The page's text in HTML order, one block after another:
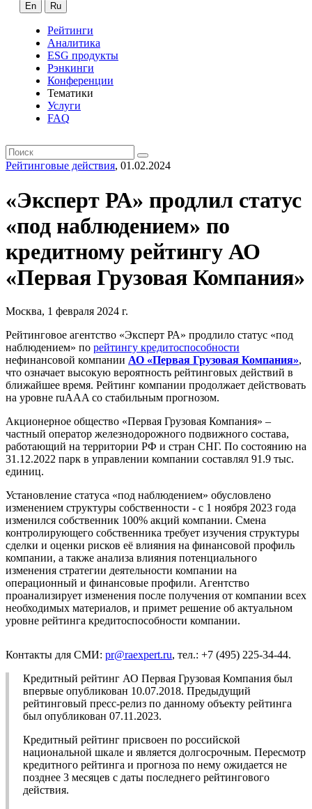
En Ru
Рейтинги
Аналитика
ESG продукты
Рэнкинги
Конференции
Тематики
Услуги
FAQ
Рейтинговые действия, 01.02.2024
«Эксперт РА» продлил статус
«под наблюдением» по
кредитному рейтингу АО
«Первая Грузовая Компания»
Москва, 1 февраля 2024 г.
Рейтинговое агентство «Эксперт РА» продлило статус «под
наблюдением» по рейтингу кредитоспособности
нефинансовой компании АО «Первая Грузовая Компания»,
что означает высокую вероятность рейтинговых действий в
ближайшее время. Рейтинг компании продолжает действовать
на уровне ruAAA со стабильным прогнозом.
Акционерное общество «Первая Грузовая Компания» –
частный оператор железнодорожного подвижного состава,
работающий на территории РФ и стран СНГ. По состоянию на
31.12.2022 парк в управлении компании составлял 91.9 тыс.
единиц.
Установление статуса «под наблюдением» обусловлено
изменением структуры собственности - с 1 ноября 2023 года
изменился собственник 100% акций компании. Смена
контролирующего собственника требует изучения структуры
сделки и оценки рисков её влияния на финансовой профиль
компании, а также анализа влияния потенциального
изменения стратегии деятельности компании на
операционный и финансовые профили. Агентство
проанализирует изменения после получения от компании всех
необходимых материалов, и примет решение об актуальном
уровне рейтинга кредитоспособности компании.
Контакты для СМИ: pr@raexpert.ru, тел.: +7 (495) 225-34-44.
Кредитный рейтинг АО Первая Грузовая Компания был
впервые опубликован 10.07.2018. Предыдущий
рейтинговый пресс-релиз по данному объекту рейтинга
был опубликован 07.11.2023.
Кредитный рейтинг присвоен по российской
национальной шкале и является долгосрочным. Пересмотр
кредитного рейтинга и прогноза по нему ожидается не
позднее 3 месяцев с даты последнего рейтингового
действия.